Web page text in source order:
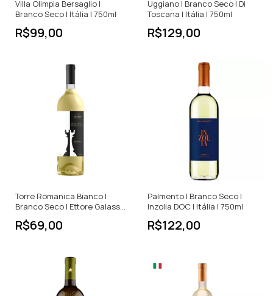
Villa Olimpia Bersaglio |
Branco Seco | Itália | 750ml
R$99,00
Uggiano | Branco Seco | Di
Toscana | Itália | 750ml
R$129,00
Torre Romanica Bianco |
Branco Seco | Ettore Galasso
R$69,00
Palmento | Branco Seco |
Inzolia DOC | Itália | 750ml
R$122,00